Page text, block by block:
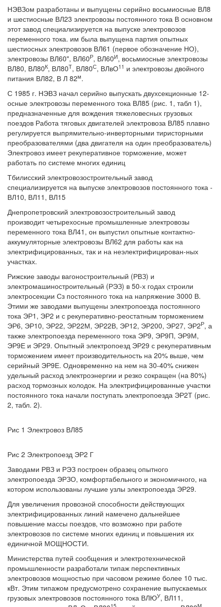
НЭВЗом разработаны и выпущены серийно восьмиосные ВЛ8
и шестиосные ВЛ23 электровозы постоянного тока В основном
этот завод специализируется на выпуске электровозов
переменного тока. им была выпущена партия опытных
шестиосных электровозов ВЛ61 (первое обозначение НО),
электровозы ВЛ60", ВЛ60Р, ВЛ60И, восьмиосные электровозы
ВЛ80, ВЛ80К, ВЛ80Т, ВЛ80С, ВЛвО11 и электровозы двойного
питания ВЛ82, В Л 82м.
С 1985 г. НЭВЗ начал серийно выпускать двухсекционные 12-
осные электровозы переменного тока ВЛ85 (рис. 1, табл 1),
предназначенные для вождения тяжеловесных грузовых
поездов Работа тяговых двигателей электровоза ВЛ85 плавно
регулируется выпрямительно-инверторными тиристорными
преобразователями (два двигателя на один преобразователь)
Электровоз имеет рекуперативное торможение, может
работать по системе многих единиц
Тбилисский электровозостроительный завод
специализируется на выпуске электровозов постоянного тока -
ВЛ10, ВЛ11, ВЛ15
Днепропетровский электровозостроительный завод
производит четырехосные промышленные электровозы
переменного тока ВЛ41, он выпустил опытные контактно-
аккумуляторные электровозы ВЛ62 для работы как на
электрифицированных, так и на неэлектрифицирован-ных
участках.
Рижские заводы вагоностроительный (РВЗ) и
электромашиностроительный (РЭЗ) в 50-х годах строили
электросекции Сз постоянного тока на напряжение 3000 В.
Этими же заводами выпущены электропоезда постоянного
тока ЭР1, ЭР2 и с рекуперативно-реостатным торможением
ЭР6, ЭР10, ЭР22, ЭР22М, ЭР22В, ЭР12, ЭР200, ЭР27, ЭР2Р, а
также электропоезда переменного тока ЭР9, ЭР9П, ЭР9М,
ЭР9Е и ЭР29. Опытный электропоезд ЭР29 с рекуперативным
торможением имеет производительность на 20% выше, чем
серийный ЭР9Е. Одновременно на нем на 30-40% снижен
удельный расход электроэнергии и резко сокращен (на 80%)
расход тормозных колодок. На электрифицированные участки
постоянного тока начали поступать электропоезда ЭР2Т (рис.
2, табл. 2).
Рис 1 Электровоз ВЛ85
Рис 2 Электропоезд ЭР2 Г
Заводами РВЗ и РЭЗ построен образец опытного
электропоезда ЭРЗО, комфортабельного и экономичного, на
котором использованы лучшие узлы электропоезда ЭР29.
Для увеличения провозной способности действующих
электрифицированных линий намечено дальнейшее
повышение массы поездов, что возможно при работе
электровозов по системе многих единиц и повышения их
единичной МОЩНОСТИ.
Министерства путей сообщения и электротехнической
промышленности разработали типаж перспективных
электровозов мощностью при часовом режиме более 10 тыс.
кВт. Этим типажом предусмотрено сохранение выпускаемых
грузовых электровозов постоянного тока ВЛЮУ, ВЛ11,